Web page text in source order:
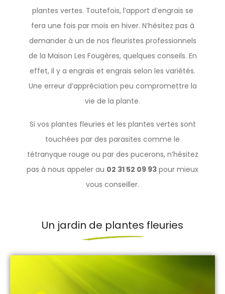
plantes vertes. Toutefois, l’apport d’engrais se
fera une fois par mois en hiver. N’hésitez pas à
demander à un de nos fleuristes professionnels
de la Maison Les Fougères, quelques conseils. En
effet, il y a engrais et engrais selon les variétés.
Une erreur d’appréciation peu compromettre la
vie de la plante.
Si vos plantes fleuries et les plantes vertes sont
touchées par des parasites comme le
tétranyque rouge ou par des pucerons, n’hésitez
pas à nous appeler au 02 31 52 09 93 pour mieux
vous conseiller.
Un jardin de plantes fleuries